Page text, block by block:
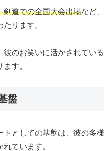
剣道での全国大会出場など、
ります。
彼のお笑いに活かされている
す。
盤
トとしての基盤は、彼の多様
ています。